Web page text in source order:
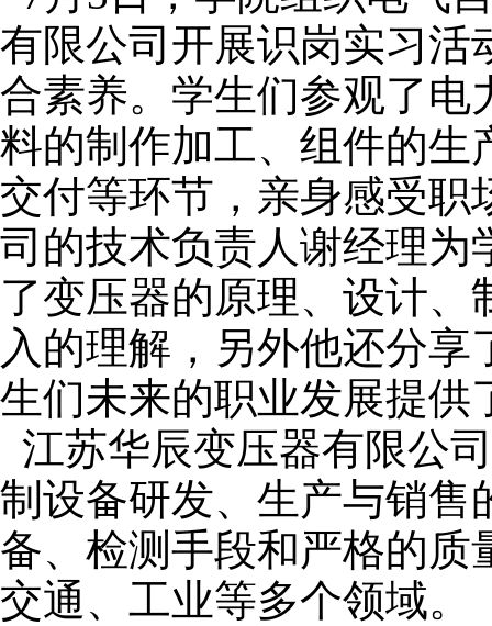
有限公司开展识岗实习活
合素养。学生们参观了电
料的制作加工、组件的生
交付等环节，亲身感受职
司的技术负责人谢经理为
了变压器的原理、设计
入的理解，另外他还分
生们未来的职业发展提供
江苏华辰变压器有限公
制设备研发、生产与销售
备、检测手段和严格的质
交通、工业等多个领域。